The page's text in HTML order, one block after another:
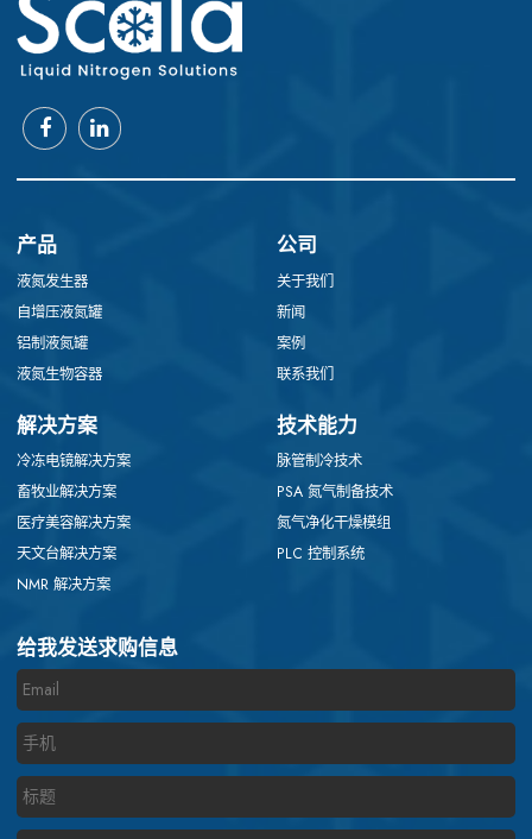
产品
液氮发生器
自增压液氮罐
铝制液氮罐
液氮生物容器
公司
关于我们
新闻
案例
联系我们
解决方案
冷冻电镜解决方案
畜牧业解决方案
医疗美容解决方案
天文台解决方案
NMR 解决方案
技术能力
脉管制冷技术
PSA 氮气制备技术
氮气净化干燥模组
PLC 控制系统
给我发送求购信息